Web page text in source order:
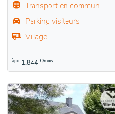
Transport en commun
Parking visiteurs
Village
àpd 1.844 €/mois